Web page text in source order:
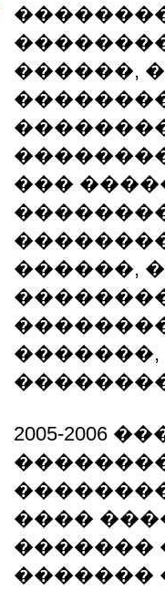
������,
���
������,
2005-2006
����
�������
�������